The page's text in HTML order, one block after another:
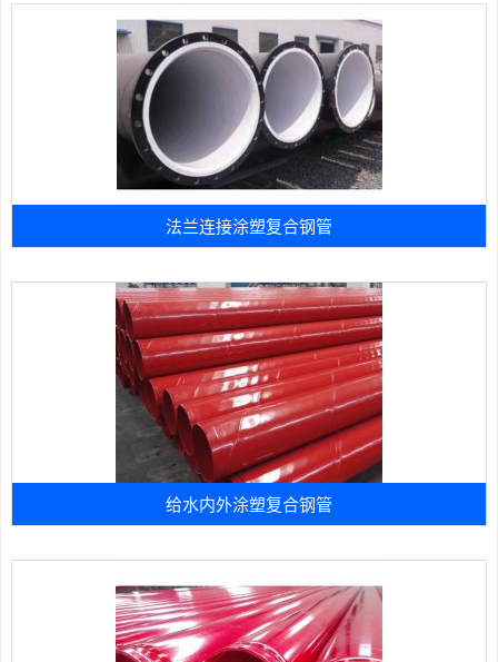
法兰连接涂塑复合钢管
给水内外涂塑复合钢管